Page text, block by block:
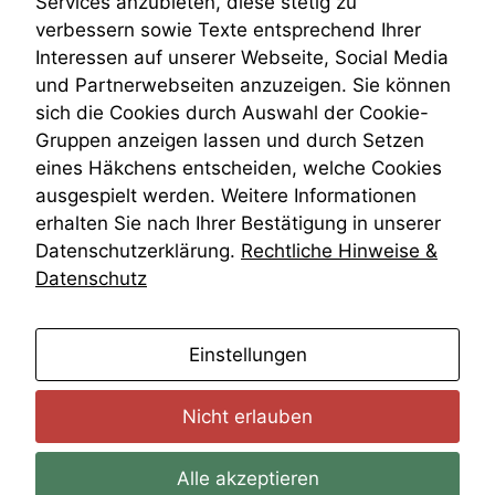
VRK
Wiederherstellungsanordnung
Zivilprozessordnung
ZPO
Zustellfiktion
Zuständigkeit
Öffentliches Personalrecht
Öffentlichkeitsprinzip
verbessern sowie Texte entsprechend Ihrer
Interessen auf unserer Webseite, Social Media
und Partnerwebseiten anzuzeigen. Sie können
sich die Cookies durch Auswahl der Cookie-
Gruppen anzeigen lassen und durch Setzen
eines Häkchens entscheiden, welche Cookies
ausgespielt werden. Weitere Informationen
erhalten Sie nach Ihrer Bestätigung in unserer
Datenschutzerklärung. Rechtliche Hinweise &
Datenschutz
Einstellungen
Nicht erlauben
Alle akzeptieren
Daten auf.
Funktionalität
Einige
Funktionen auf
dieser Website
sind optional.
Wenn Sie
diese Option
deaktivieren,
kann die
funktionieren.
Wir speichern
anonyme Daten ab,
um interne